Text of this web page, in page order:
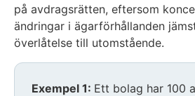
på avdragsrätten, eftersom
ändringar i ägarförhållanden
överlåtelse till utomstående.
Exempel 1: Ett bolag har 100